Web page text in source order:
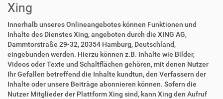
Xing
Innerhalb unseres Onlineangebotes können Funktionen und
Inhalte des Dienstes Xing, angeboten durch die XING AG,
Dammtorstraße 29-32, 20354 Hamburg, Deutschland,
eingebunden werden. Hierzu können z.B. Inhalte wie Bilder,
Videos oder Texte und Schaltflächen gehören, mit denen Nutzer
Ihr Gefallen betreffend die Inhalte kundtun, den Verfassern der
Inhalte oder unsere Beiträge abonnieren können. Sofern die
Nutzer Mitglieder der Plattform Xing sind, kann Xing den Aufruf